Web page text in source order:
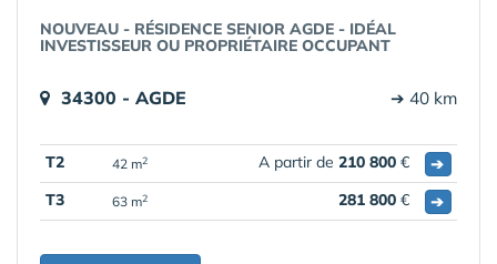
NOUVEAU - RÉSIDENCE SENIOR AGDE - IDÉAL
INVESTISSEUR OU PROPRIÉTAIRE OCCUPANT
34300 - AGDE ➔ 40 km
T2 42 m2 A partir de 210 800 €
➔
T3
63 m2 281 800 € ➔